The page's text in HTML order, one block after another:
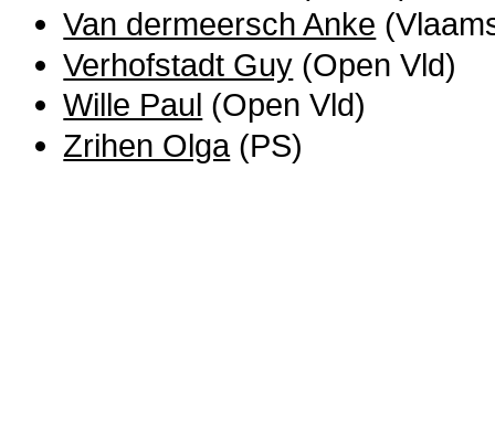
Van dermeersch Anke
Verhofstadt Guy (Open Vld)
Wille Paul (Open Vld)
Zrihen Olga(PS)